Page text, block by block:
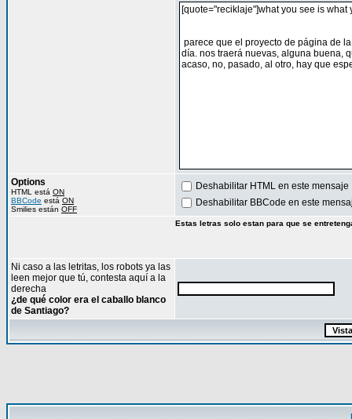
Options
HTML está ON
BBCode está ON
Smilies están OFF
Deshabilitar HTML en este mensaje
Deshabilitar BBCode en este
Estas letras solo estan para que se
Ni caso a las letritas, los robots ya las
leen mejor que tú, contesta aquí a la
derecha
¿de qué color era el caballo blanco
de Santiago?